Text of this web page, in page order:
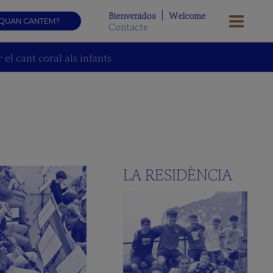
CANTEM? Bienvenidos Welcome
Contacte
el cant coral als infants
LA RESIDÈNCIA